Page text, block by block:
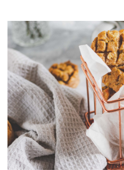
pihentetés
nélkül
című
bejegyzéshez